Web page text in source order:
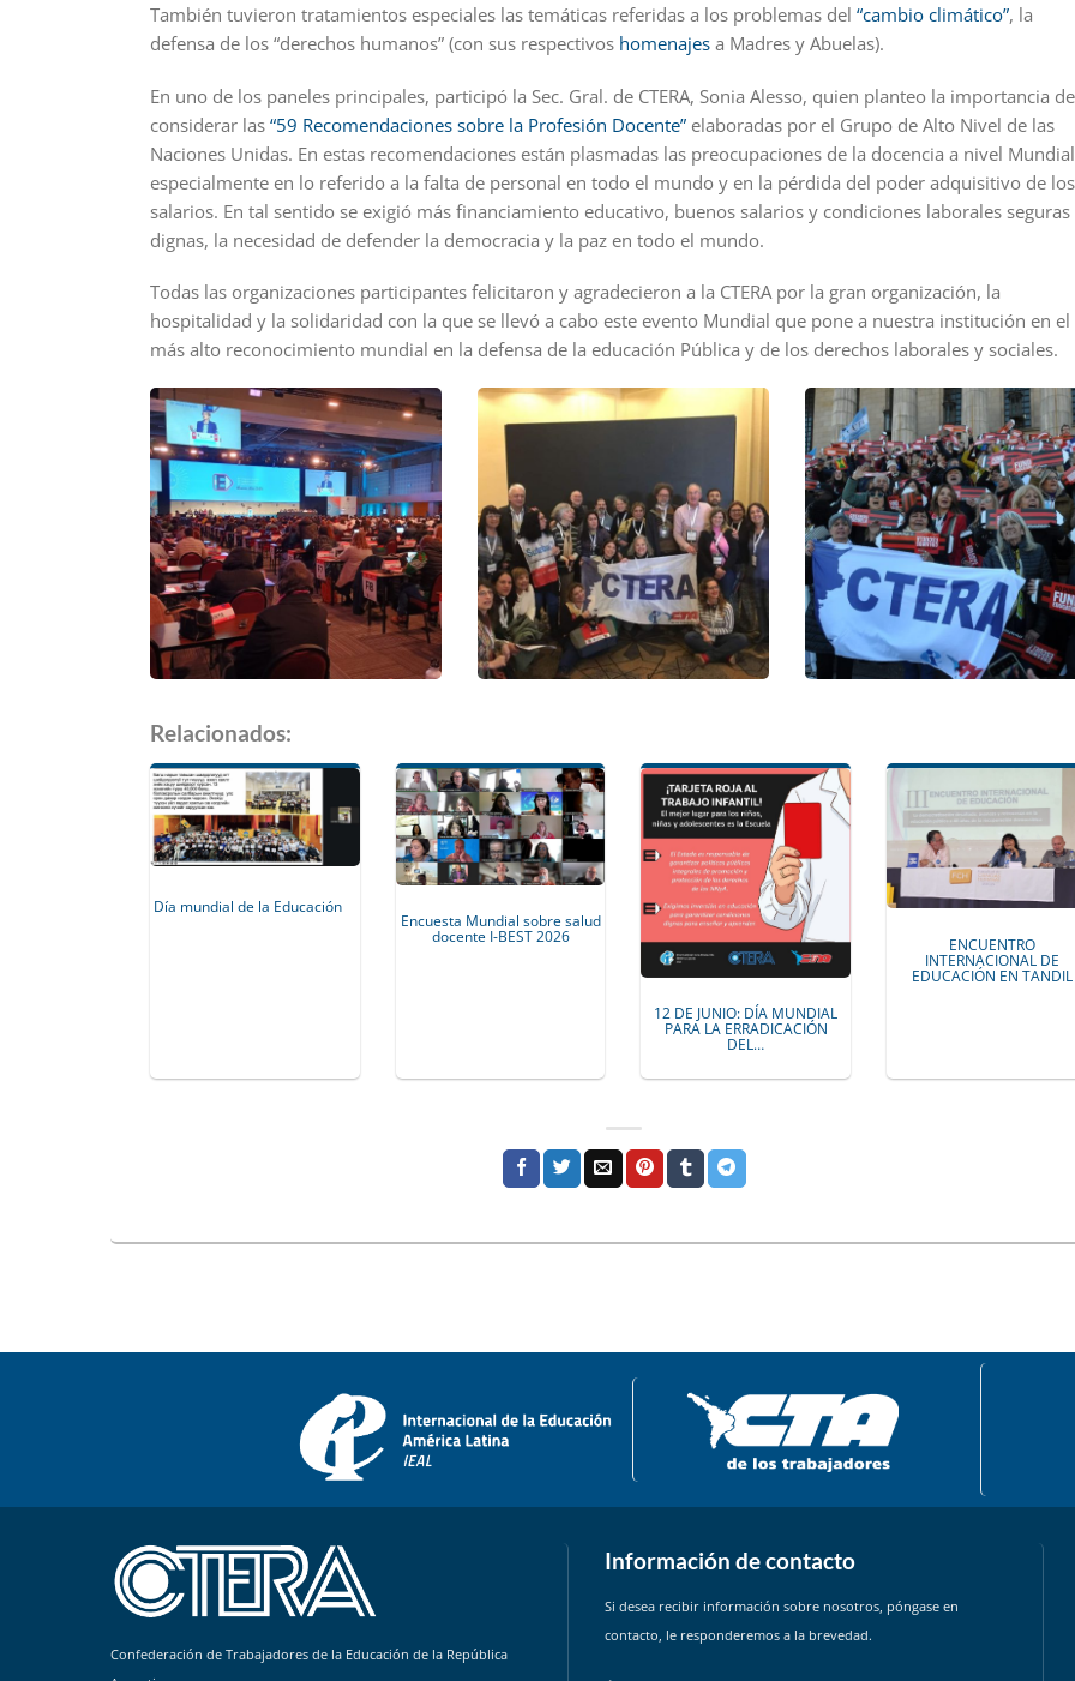
También tuvieron tratamientos especiales las temáticas referidas a los problemas del “cambio climático”, la
defensa de los “derechos humanos” (con sus respectivos homenajesa Madres y Abuelas).
En uno de los paneles principales, participó la Sec. Gral. de CTERA, Sonia Alesso, quien planteo la importancia de
considerar las “59 Recomendaciones sobre la Profesión Docente”elaboradas por el Grupo de Alto Nivel de las
Naciones Unidas. En estas recomendaciones están plasmadas las preocupaciones de la docencia a nivel
especialmente en lo referido a la falta de personal en todo el mundo y en la pérdida del poder adquisitivo de los
salarios. En tal sentido se exigió más financiamiento educativo, buenos salarios y condiciones laborales seguras
dignas, la necesidad de defender la democracia y la paz en todo el mundo.
Todas las organizaciones participantes felicitaron y agradecieron a la CTERA por la gran organización, la
hospitalidad y la solidaridad con la que se llevó a cabo este evento Mundial que pone a nuestra institución en el
más alto reconocimiento mundial en la defensa de la educación Pública y de los derechos laborales y sociales.
Relacionados:
Día mundial de la Educación
Encuesta Mundial sobre salud
docente I-BEST 2026
12 DE JUNIO: DÍA MUNDIAL
PARA LA ERRADICACIÓN
DEL…
ENCUENTRO
INTERNACIONAL DE
EDUCACIÓN EN TANDIL
Confederación de Trabajadores de la Educación de la República
Información de contacto
Si desea recibir información sobre nosotros, póngase en
contacto, le responderemos a la brevedad.